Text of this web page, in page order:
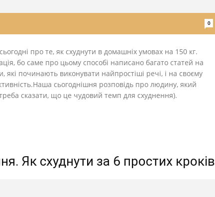
0
про те, як схуднути в домашніх умовах на 150 кг.
бо саме про цьому способі написано багато статей на
які починають виконувати найпростіші речі, і на своєму
сьогоднішня розповідь про людину, який
сказати, що це чудовий темп для схуднення).
Як схуднути за 6 простих кроків